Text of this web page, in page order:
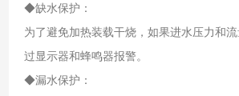
◆缺水保护：
为了避免加热装载干烧，如果进水压力和
过显示器和蜂鸣器报警。
◆漏水保护：